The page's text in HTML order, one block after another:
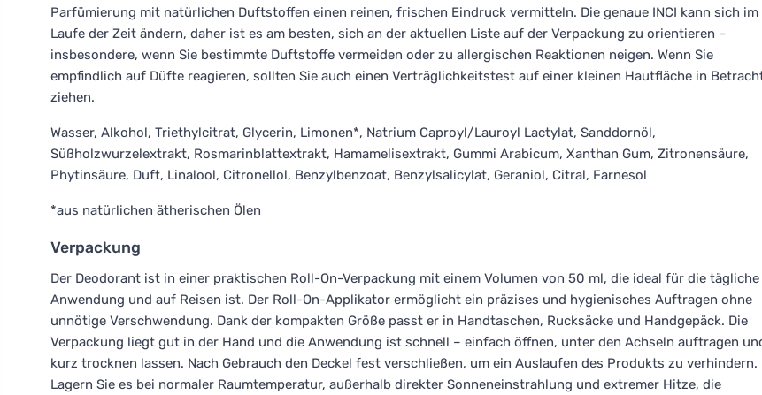
Parfümierung mit natürlichen Duftstoffen einen reinen, frischen Eindruck vermitteln. Die genaue INCI kann sich im
Laufe der Zeit ändern, daher ist es am besten, sich an der aktuellen Liste auf der Verpackung zu orientieren –
insbesondere, wenn Sie bestimmte Duftstoffe vermeiden oder zu allergischen Reaktionen neigen. Wenn Sie
empfindlich auf Düfte reagieren, sollten Sie auch einen Verträglichkeitstest auf einer kleinen Hautfläche in
ziehen.
Wasser, Alkohol, Triethylcitrat, Glycerin, Limonen*, Natrium Caproyl/Lauroyl Lactylat, Sanddornöl,
Süßholzwurzelextrakt, Rosmarinblattextrakt, Hamamelisextrakt, Gummi Arabicum, Xanthan Gum, Zitronensäure,
Phytinsäure, Duft, Linalool, Citronellol, Benzylbenzoat, Benzylsalicylat, Geraniol, Citral, Farnesol
*aus natürlichen ätherischen Ölen
Verpackung
Der Deodorant ist in einer praktischen Roll-On-Verpackung mit einem Volumen von 50 ml, die ideal für die tägliche
Anwendung und auf Reisen ist. Der Roll-On-Applikator ermöglicht ein präzises und hygienisches Auftragen ohne
unnötige Verschwendung. Dank der kompakten Größe passt er in Handtaschen, Rucksäcke und Handgepäck. Die
Verpackung liegt gut in der Hand und die Anwendung ist schnell – einfach öffnen, unter den Achseln auftragen
kurz trocknen lassen. Nach Gebrauch den Deckel fest verschließen, um ein Auslaufen des Produkts zu verhindern.
Lagern Sie es bei normaler Raumtemperatur, außerhalb direkter Sonneneinstrahlung und extremer Hitze, die